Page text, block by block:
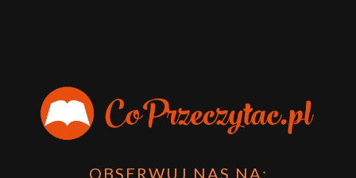
OBSERWUJ NAS NA: